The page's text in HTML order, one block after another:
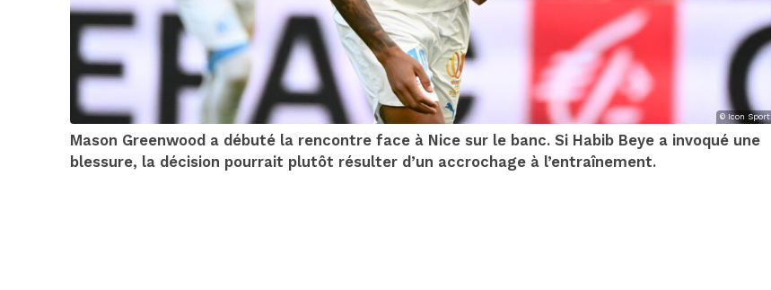
© Icon Sport
Mason Greenwood a débuté la rencontre face à Nice sur le banc. Si Habib Beye a invoqué une
blessure, la décision pourrait plutôt résulter d’un accrochage à l’entraînement.